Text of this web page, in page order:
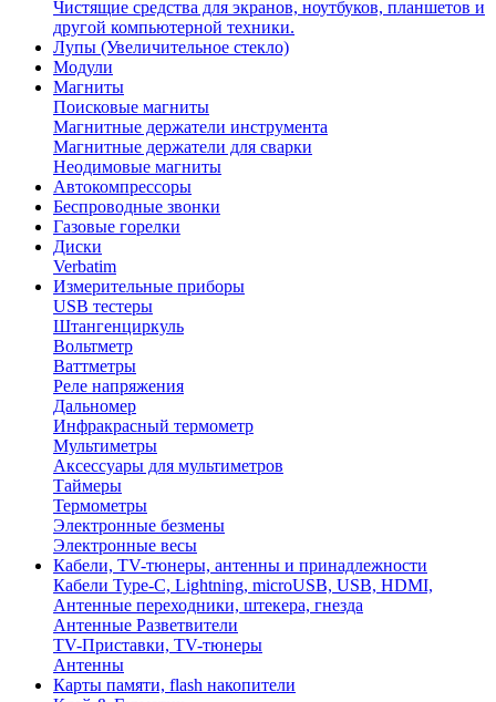
Чистящие средства для экранов, ноутбуков, планшетов и
другой компьютерной техники.
Лупы (Увеличительное стекло)
Модули
Магниты
Поисковые магниты
Магнитные держатели инструмента
Магнитные держатели для сварки
Неодимовые магниты
Автокомпрессоры
Беспроводные звонки
Газовые горелки
Диски
Verbatim
Измерительные приборы
USB тестеры
Штангенциркуль
Вольтметр
Ваттметры
Реле напряжения
Дальномер
Инфракрасный термометр
Мультиметры
Аксессуары для мультиметров
Таймеры
Термометры
Электронные безмены
Электронные весы
Кабели, TV-тюнеры, антенны и принадлежности
Кабели Type-C, Lightning, microUSB, USB, HDMI,
Антенные переходники, штекера, гнезда
Антенные Разветвители
TV-Приставки, TV-тюнеры
Антенны
Карты памяти, flash накопители